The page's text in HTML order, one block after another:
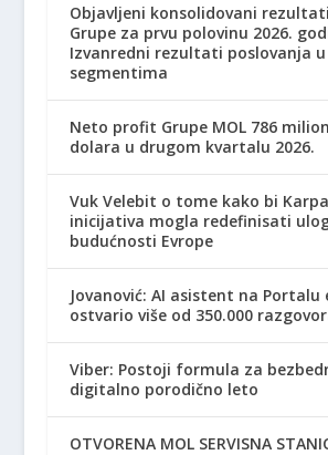
Objavljeni konsolidovani
Grupe za prvu polovinu 2026.
Izvanredni rezultati poslovanja u
segmentima
Neto profit Grupe MOL 786
dolara u drugom kvartalu 2026.
Vuk Velebit o tome kako bi
inicijativa mogla redefinisati
budućnosti Evrope
Jovanović: AI asistent na Portalu
ostvario više od 350.000
Viber: Postoji formula za
digitalno porodično leto
OTVORENA MOL SERVISNA